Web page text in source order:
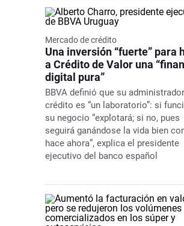
Mercado de crédito
Una inversión “fuerte” para
a Crédito de Valor una
digital pura”
BBVA definió que su
crédito es “un laboratorio”: si
su negocio “explotará; si no, pues
seguirá ganándose la vida bien
hace ahora”, explica el presidente
ejecutivo del banco español